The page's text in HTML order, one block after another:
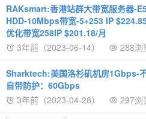
RAKsmart:香港站群大带宽服务器-
HDD-10Mbps带宽-5+253 IP
优化带宽258IP $201.18/月
3年前（2023-06-14）
288浏
Sharktech:美国洛杉矶机房1Gbps-
自带防护：60Gbps
3年前（2023-04-28）
297浏